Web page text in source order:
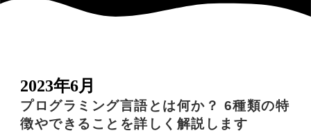
2023年6月
プログラミング言語とは何か？ 6種類の特
徴やできることを詳しく解説します